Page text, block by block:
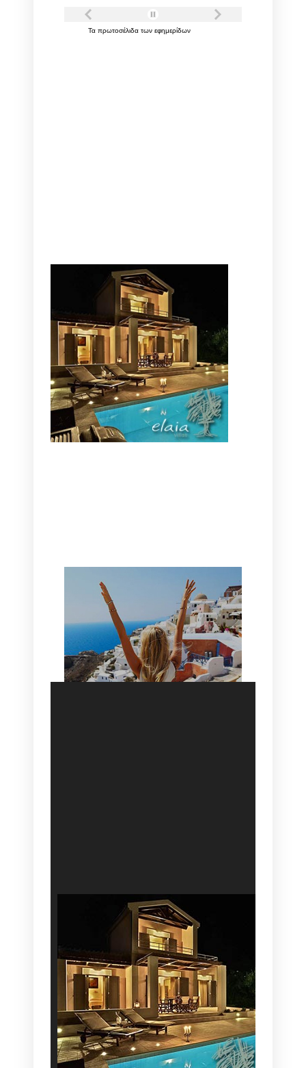
Τα πρωτοσέλιδα των εφημερίδων